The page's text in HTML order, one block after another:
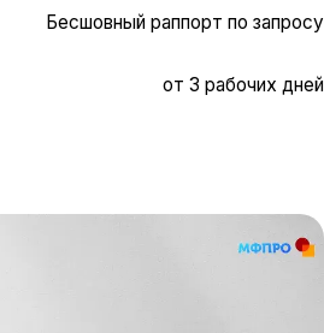
Бесшовный раппорт по запросу
от 3 рабочих дней